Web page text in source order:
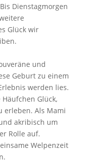
Dienstagmorgen
Glück wir
und
Geburt zu einem
werden lies.
Glück,
erleben. Als Mami
akribisch um
Rolle auf.
Welpenzeit